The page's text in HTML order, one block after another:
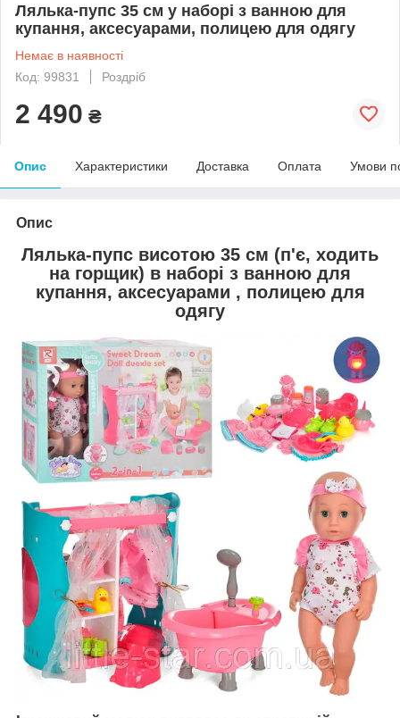
Лялька-пупс 35 см у наборі з ванною для
купання, аксесуарами, полицею для одягу
Немає в наявності
Код: 99831
Роздріб
2 490 ₴
Опис Характеристики Доставка Оплата Умови
Опис
Лялька-пупс висотою 35 см (п'є, ходить
на горщик) в наборі з ванною для
купання, аксесуарами , полицею для
одягу